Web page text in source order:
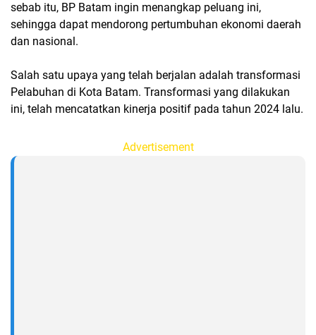
sebab itu, BP Batam ingin menangkap peluang ini,
sehingga dapat mendorong pertumbuhan ekonomi daerah
dan nasional.
Salah satu upaya yang telah berjalan adalah transformasi
Pelabuhan di Kota Batam. Transformasi yang dilakukan
ini, telah mencatatkan kinerja positif pada tahun 2024 lalu.
Advertisement